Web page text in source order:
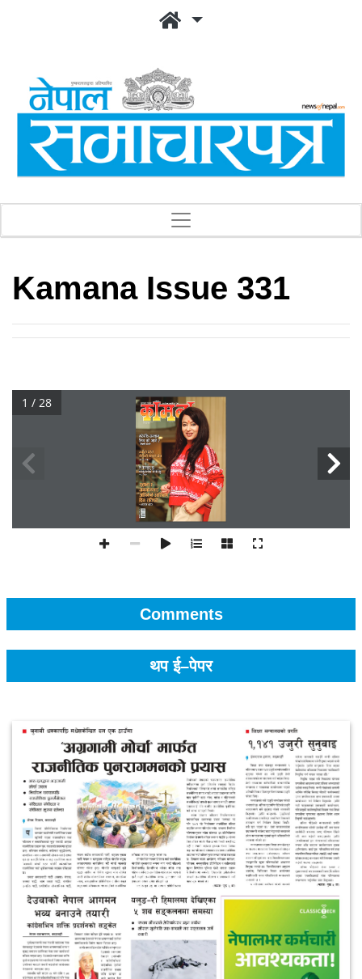
Kamana Issue 331
1 / 28
Comments
थप ई–पेपर